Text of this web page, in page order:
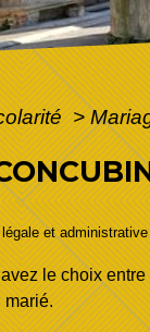
>
et
le choix
marié.